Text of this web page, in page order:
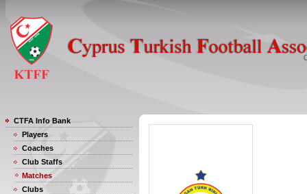
CTFA Info Bank
Players
Coaches
Club Staffs
Matches
Clubs